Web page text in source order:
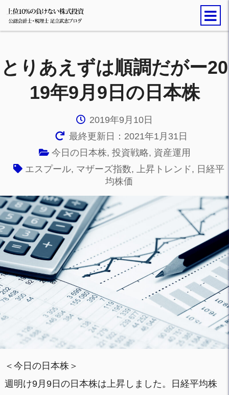
とりあえずは順調だがー20
19年9月9日の日本株
2019年9月10日
最終更新日：2021年1月31日
今日の日本株, 投資戦略, 資産運用
エスプール, マザーズ指数,上昇トレンド, 日経平
均株価
＜今日の日本株＞
週明け9月9日の日本株は上昇しました。日経平均株